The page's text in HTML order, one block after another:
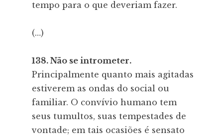
tempo para o que deveriam fazer.
(…)
138. Não se intrometer.
Principalmente quanto mais agitadas
estiverem as ondas do social ou
familiar. O convívio humano tem
seus tumultos, suas tempestades de
vontade; em tais ocasiões é sensato